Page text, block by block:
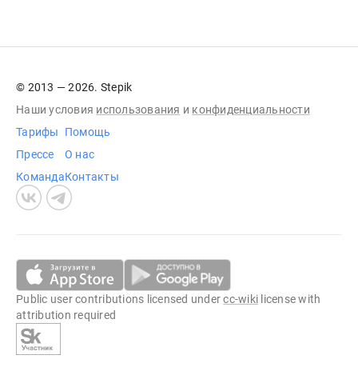
© 2013 — 2026. Stepik
Наши условия использования и конфиденциальности
Тарифы
Прессе
Команда
Помощь
О нас
Контакты
Public user contributions licensed undercc-wiki license with
attribution required